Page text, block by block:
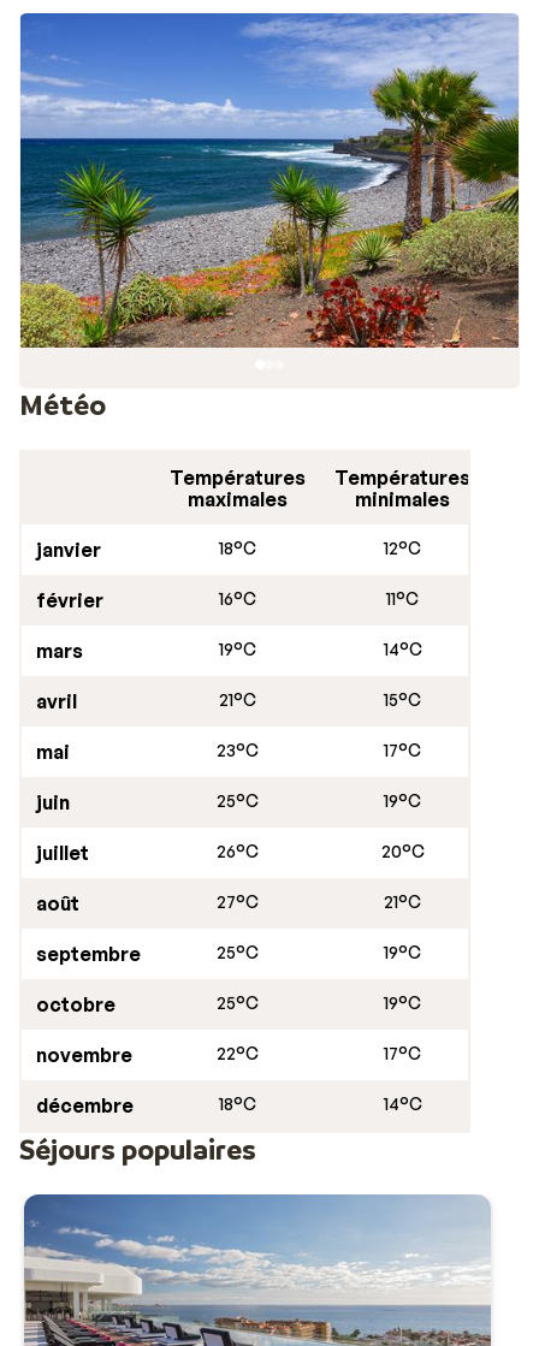
Météo
Températures
maximales
Températures
minimales
janvier 18°C 12°C
février 16°C 11°C
mars 19°C 14°C
avril 21°C 15°C
mai 23°C 17°C
juin 25°C 19°C
juillet 26°C 20°C
août 27°C 21°C
septembre 25°C 19°C
octobre 25°C 19°C
novembre 22°C 17°C
décembre 18°C 14°C
Séjours populaires